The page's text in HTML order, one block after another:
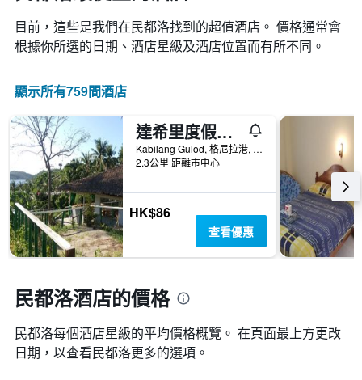
目前，這些是我們在民都洛找到的超值酒店。 價格通常會
根據你所選的日期、酒店星級及酒店位置而有所不同。
顯示所有759間酒店
達希里度假酒店
Kabilang Gulod, 格尼拉港, 菲律賓
2.3公里 距離市中心
HK$86
查看優惠
民都洛酒店的價格
民都洛​每個酒店星級的平均價格概覽。 在頁面最上方更改
日期，以查看民都洛​更多的選項。